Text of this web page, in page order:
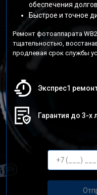
обеспечения
Быстрое и точное
Ремонт фотоаппарата
тщательностью,
продлевая срок службы
Экспрес1
Гарантия до 3-х